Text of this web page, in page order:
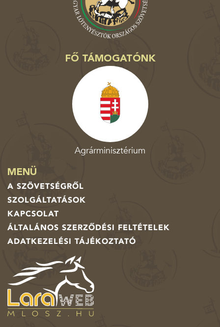
FŐ TÁMOGATÓNK
Agrárminisztérium
MENÜ
A SZÖVETSÉGRŐL
SZOLGÁLTATÁSOK
KAPCSOLAT
ÁLTALÁNOS SZERZŐDÉSI FELTÉTELEK
ADATKEZELÉSI TÁJÉKOZTATÓ